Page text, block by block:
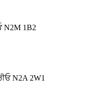
N2M 1B2
N2A 2W1